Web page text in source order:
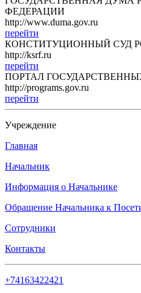
ФЕДЕРАЦИИ
http://www.duma.gov.ru
перейти
КОНСТИТУЦИОННЫЙ СУД
http://ksrf.ru
перейти
ПОРТАЛ
http://programs.gov.ru
перейти
Учреждение
Главная
Начальник
Информация о Начальнике
Обращение Начальника к
Сотрудники
Контакты
+74163422421